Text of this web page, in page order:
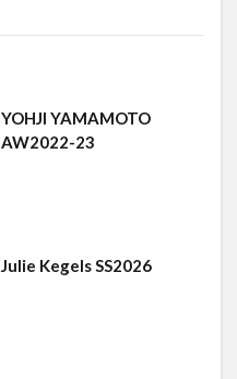
YOHJI YAMAMOTO
AW2022-23
Julie Kegels SS2026